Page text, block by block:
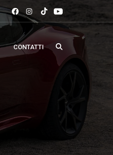
CONTATTI